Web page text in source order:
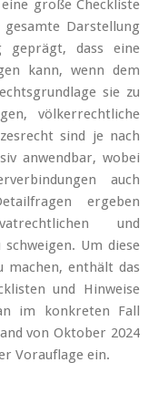
große Checkliste
Darstellung
geprägt, dass eine
kann, wenn dem
sie zu
völkerrechtliche
sind je nach
anwendbar, wobei
auch
ergeben
und
Um diese
machen, enthält das
und Hinweise
im konkreten Fall
von Oktober 2024
Vorauflage ein.